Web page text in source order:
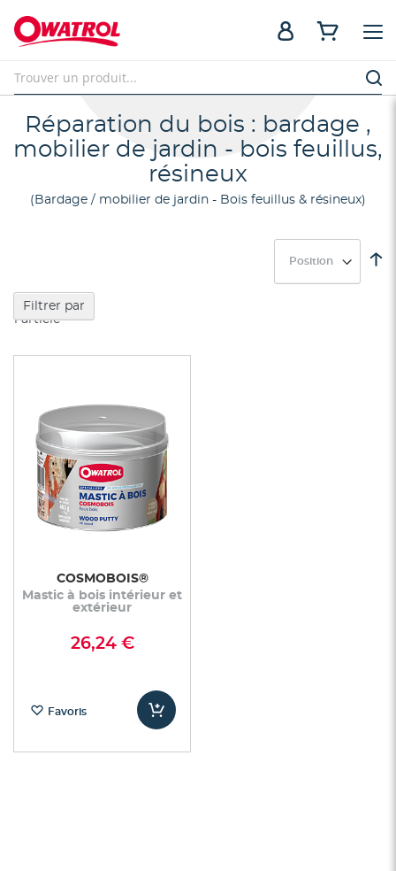
Réparation du bois : bardage ,
mobilier de jardin - bois feuillus,
résineux
Bardage / mobilier de jardin - Bois feuillus & résineux
1article
COSMOBOIS®
Mastic à bois intérieur et
extérieur
26,24 €
Favoris
Filtrer par